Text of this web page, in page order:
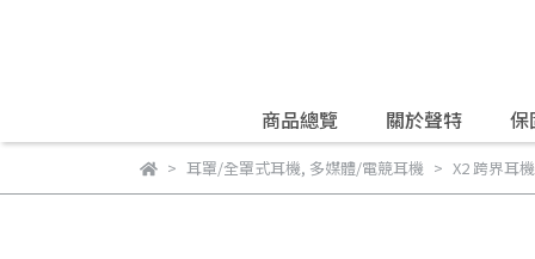
商品總覽 關於聲特 保
耳罩/全罩式耳機, 多媒體/電競耳機 X2 跨界耳